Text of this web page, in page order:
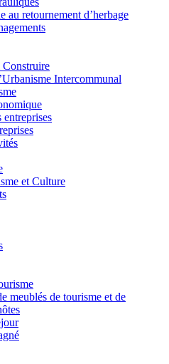
au retournement d’herbage
Intercommunal
entreprises
et Culture
meublés de tourisme et de